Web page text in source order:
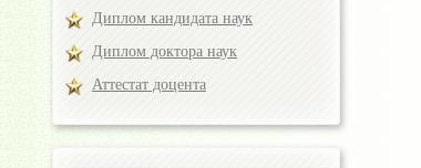
Диплом кандидата наук
Диплом доктора наук
Аттестат доцента